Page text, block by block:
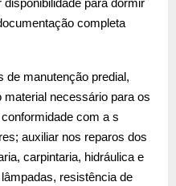
disponibilidade para dormir
completa
de manutenção predial,
necessário para os
com a s
auxiliar nos reparos dos
carpintaria, hidráulica e
resistência de